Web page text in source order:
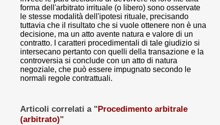
forma dell'arbitrato irrituale (o libero) sono osservate
le stesse modalità dell'ipotesi rituale, precisando
tuttavia che il risultato che si vuole ottenere non è una
decisione, ma un atto avente natura e valore di un
contratto. I caratteri procedimentali di tale giudizio si
intersecano pertanto con quelli della transazione e la
controversia si conclude con un atto di natura
negoziale, che può essere impugnato secondo le
normali regole contrattuali.
Articoli correlati a "Procedimento arbitrale
(arbitrato)"